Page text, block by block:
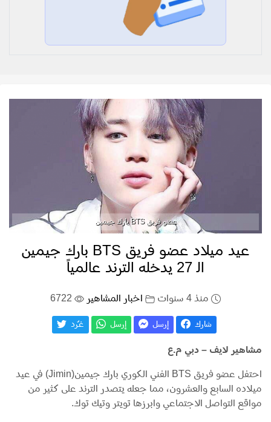
عضو فريق BTS بارك جيمين
عيد ميلاد عضو فريق BTS بارك جيمين
الـ 27 يدخله الترند عالمياً
منذ 4 سنوات اخبار المشاهير
شارك إرسل إرسل غـّرد
مشاهير لايف – دبي م.ع
احتفل عضو فريق BTS الفني الكوري بارك جيمين(Jimin) في عيد
ميلاده السابع والعشرون، مما جعله يتصدر الترند على كثير من
مواقع التواصل الاجتماعي وابرزها تويتر وتيك توك.